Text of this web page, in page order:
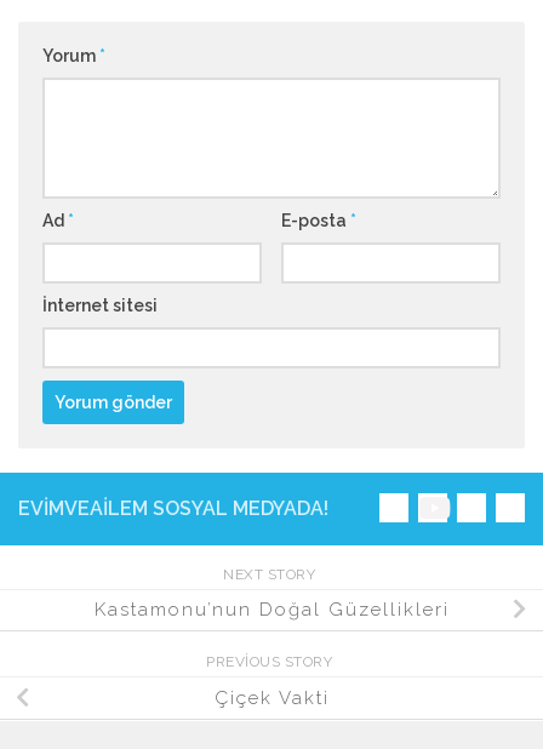
Yorum *
Ad * E-posta *
İnternet sitesi
EVIMVEAILEM SOSYAL MEDYADA!
NEXT STORY
Kastamonu’nun Doğal Güzellikleri
PREVIOUS STORY
Çiçek Vakti